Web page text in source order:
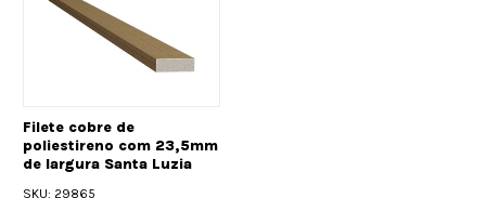
Filete cobre de
poliestireno com 23,5mm
de largura Santa Luzia
SKU: 29865